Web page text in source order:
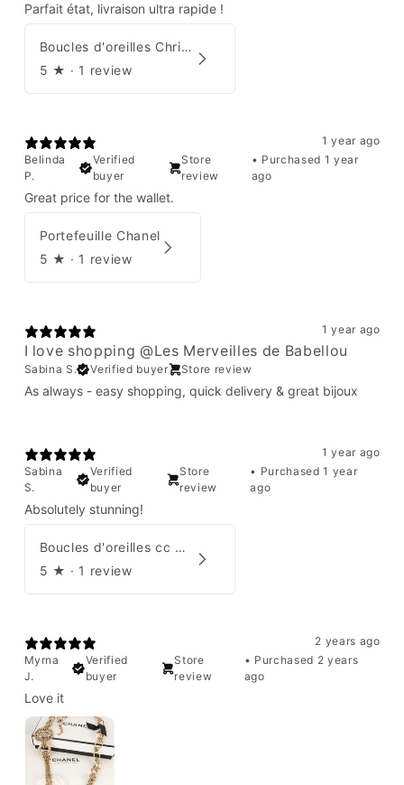
Parfait état, livraison ultra rapide !
Boucles d'oreilles Christian Dior
5 ★ · 1 review
1 year ago
Belinda
P.
Verified
buyer
Store
review
• Purchased 1 year
ago
Great price for the wallet.
Portefeuille Chanel
5 ★ · 1 review
1 year ago
I love shopping @Les Merveilles de Babellou
Sabina S. Verified buyer Store review
As always - easy shopping, quick delivery & great bijoux
1 year ago
Sabina
S.
Verified
buyer
Store
review
• Purchased 1 year
ago
Absolutely stunning!
Boucles d'oreilles cc Chanel
5 ★ · 1 review
2 years ago
Myrna
J.
Verified
buyer
Store
review
• Purchased 2 years
ago
Love it